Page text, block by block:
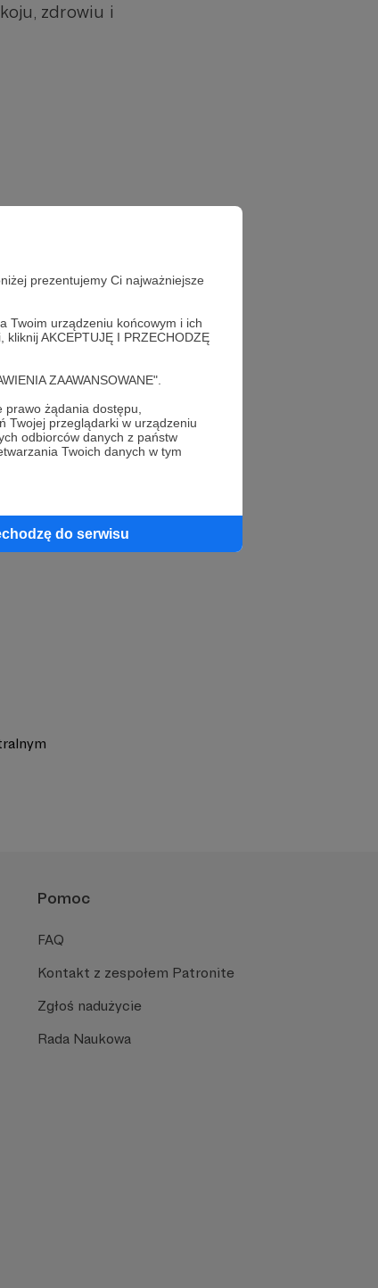
prezentujemy Ci najważniejsze
Twoim urządzeniu końcowym i ich
AKCEPTUJĘ I PRZECHODZĘ
ZAAWANSOWANE".
żądania dostępu,
Twojej przeglądarki w urządzeniu
odbiorców danych z państw
Twoich danych w tym
do serwisu
zdrowiu i
autora
Pomoc
FAQ
Kontakt z zespołem Patronite
Zgłoś nadużycie
Rada Naukowa